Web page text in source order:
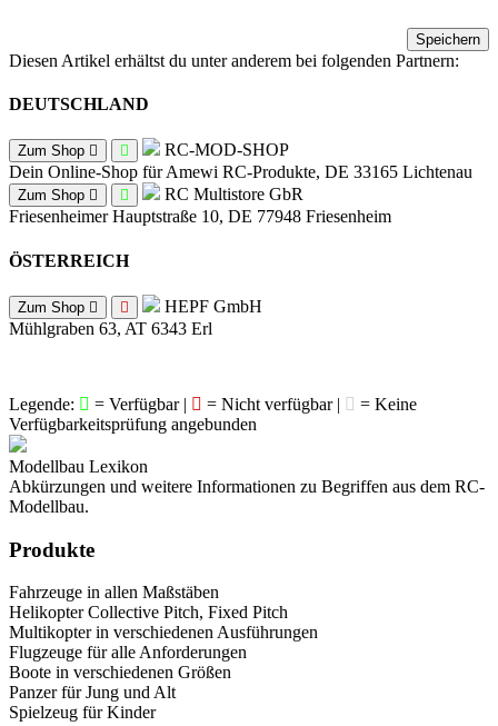
Speichern
Diesen Artikel erhältst du unter anderem bei folgenden Partnern:
DEUTSCHLAND
Zum Shop
RC-MOD-SHOP
Dein Online-Shop für Amewi RC-Produkte, DE 33165 Lichtenau
Zum Shop
RC Multistore GbR
Friesenheimer Hauptstraße 10, DE 77948 Friesenheim
ÖSTERREICH
Zum Shop
HEPF GmbH
Mühlgraben 63, AT 6343 Erl
Legende: = Verfügbar | = Nicht verfügbar |
= Keine
Verfügbarkeitsprüfung angebunden
Modellbau Lexikon
Abkürzungen und weitere Informationen zu Begriffen aus dem RC-
Modellbau.
Produkte
Fahrzeuge in allen Maßstäben
Helikopter Collective Pitch, Fixed Pitch
Multikopter in verschiedenen Ausführungen
Flugzeuge für alle Anforderungen
Boote in verschiedenen Größen
Panzer für Jung und Alt
Spielzeug für Kinder